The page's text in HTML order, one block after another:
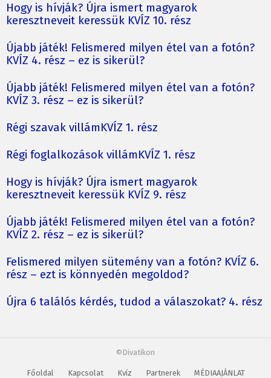
Hogy is hívják? Újra ismert magyarok
keresztneveit keressük KVÍZ 10. rész
Újabb játék! Felismered milyen étel van a fotón?
KVÍZ 4. rész – ez is sikerül?
Újabb játék! Felismered milyen étel van a fotón?
KVÍZ 3. rész – ez is sikerül?
Régi szavak villámKVÍZ 1. rész
Régi foglalkozások villámKVÍZ 1. rész
Hogy is hívják? Újra ismert magyarok
keresztneveit keressük KVÍZ 9. rész
Újabb játék! Felismered milyen étel van a fotón?
KVÍZ 2. rész – ez is sikerül?
Felismered milyen sütemény van a fotón? KVÍZ 6.
rész – ezt is könnyedén megoldod?
Újra 6 találós kérdés, tudod a válaszokat? 4. rész
©Divatikon
Főoldal Kapcsolat Kvíz Partnerek MÉDIAAJÁNLAT